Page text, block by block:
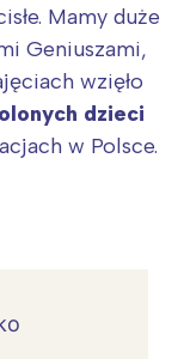
Mamy duże
Geniuszami,
wzięło
dzieci
w Polsce.